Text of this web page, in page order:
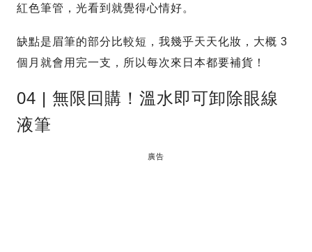
紅色筆管，光看到就覺得心情好。
缺點是眉筆的部分比較短，我幾乎天天化妝，大概 3
個月就會用完一支，所以每次來日本都要補貨！
04 | 無限回購！溫水即可卸除眼線
液筆
廣告